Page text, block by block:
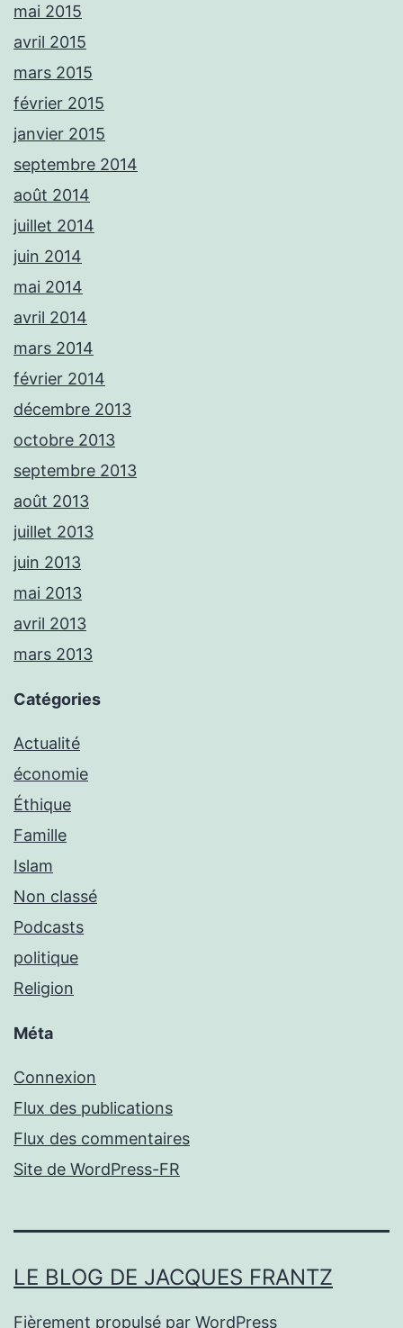
mai 2015
avril 2015
mars 2015
février 2015
janvier 2015
septembre 2014
août 2014
juillet 2014
juin 2014
mai 2014
avril 2014
mars 2014
février 2014
décembre 2013
octobre 2013
septembre 2013
août 2013
juillet 2013
juin 2013
mai 2013
avril 2013
mars 2013
Catégories
Actualité
économie
Éthique
Famille
Islam
Non classé
Podcasts
politique
Religion
Méta
Connexion
Flux des publications
Flux des commentaires
Site de WordPress-FR
LE BLOG DE JACQUES FRANTZ
Fièrement propulsé par WordPress